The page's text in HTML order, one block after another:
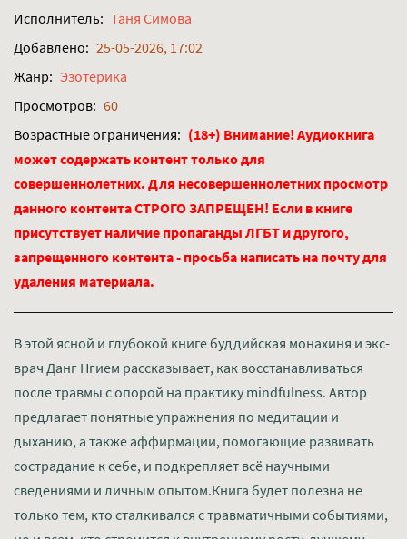
Исполнитель: Таня Симова
Добавлено: 25-05-2026, 17:02
Жанр: Эзотерика
Просмотров: 60
Возрастные ограничения: (18+) Внимание! Аудиокнига
может содержать контент только для
совершеннолетних. Для несовершеннолетних просмотр
данного контента СТРОГО ЗАПРЕЩЕН! Если в книге
присутствует наличие пропаганды ЛГБТ и другого,
запрещенного контента - просьба написать на почту для
удаления материала.
В этой ясной и глубокой книге буддийская монахиня и экс-
врач Данг Нгием рассказывает, как восстанавливаться
после травмы с опорой на практику mindfulness. Автор
предлагает понятные упражнения по медитации и
дыханию, а также аффирмации, помогающие развивать
сострадание к себе, и подкрепляет всё научными
сведениями и личным опытом.Книга будет полезна не
только тем, кто сталкивался с травматичными событиями,